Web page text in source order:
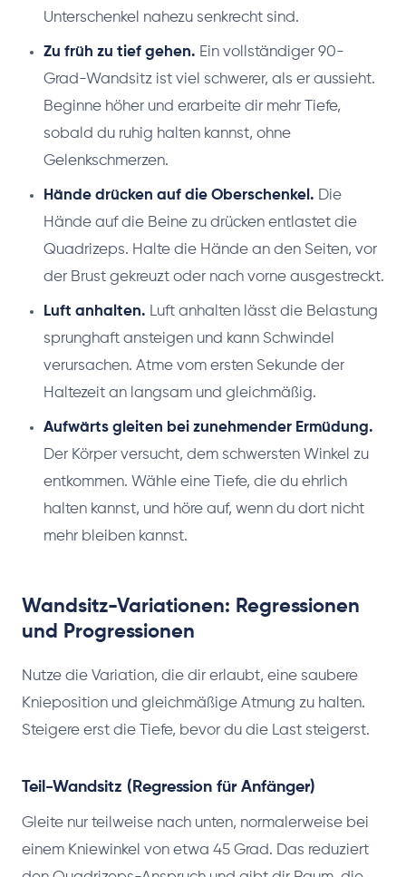
Unterschenkel nahezu senkrecht sind.
Zu früh zu tief gehen. Ein vollständiger 90-
Grad-Wandsitz ist viel schwerer, als er aussieht.
Beginne höher und erarbeite dir mehr Tiefe,
sobald du ruhig halten kannst, ohne
Gelenkschmerzen.
Hände drücken auf die Oberschenkel. Die
Hände auf die Beine zu drücken entlastet die
Quadrizeps. Halte die Hände an den Seiten, vor
der Brust gekreuzt oder nach vorne ausgestreckt.
Luft anhalten. Luft anhalten lässt die Belastung
sprunghaft ansteigen und kann Schwindel
verursachen. Atme vom ersten Sekunde der
Haltezeit an langsam und gleichmäßig.
Aufwärts gleiten bei zunehmender Ermüdung.
Der Körper versucht, dem schwersten Winkel zu
entkommen. Wähle eine Tiefe, die du ehrlich
halten kannst, und höre auf, wenn du dort nicht
mehr bleiben kannst.
Wandsitz-Variationen: Regressionen
und Progressionen
Nutze die Variation, die dir erlaubt, eine saubere
Knieposition und gleichmäßige Atmung zu halten.
Steigere erst die Tiefe, bevor du die Last steigerst.
Teil-Wandsitz (Regression für Anfänger)
Gleite nur teilweise nach unten, normalerweise bei
einem Kniewinkel von etwa 45 Grad. Das reduziert